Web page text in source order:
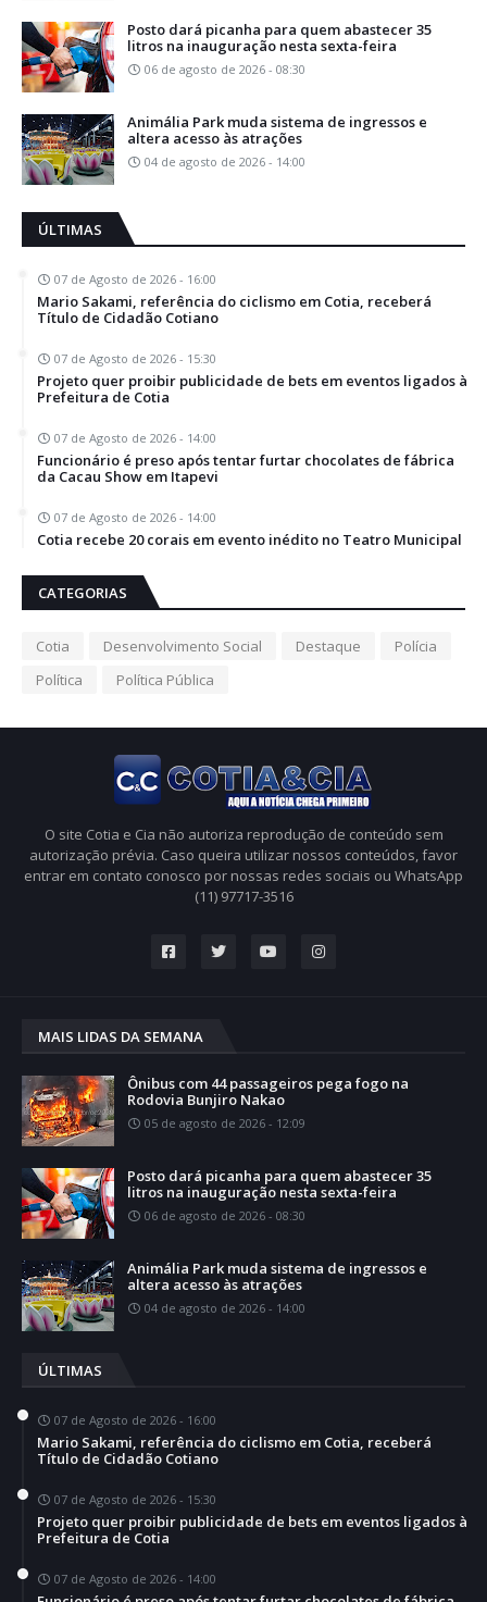
Posto dará picanha para quem abastecer 35
litros na inauguração nesta sexta-feira
06 de agosto de 2026 - 08:30
Animália Park muda sistema de ingressos e
altera acesso às atrações
04 de agosto de 2026 - 14:00
ÚLTIMAS
07 de Agosto de 2026 - 16:00
Mario Sakami, referência do ciclismo em Cotia, receberá
Título de Cidadão Cotiano
07 de Agosto de 2026 - 15:30
Projeto quer proibir publicidade de bets em eventos ligados à
Prefeitura de Cotia
07 de Agosto de 2026 - 14:00
Funcionário é preso após tentar furtar chocolates de fábrica
da Cacau Show em Itapevi
07 de Agosto de 2026 - 14:00
Cotia recebe 20 corais em evento inédito no Teatro Municipal
CATEGORIAS
Cotia Desenvolvimento Social Destaque
Polícia
Política
Política Pública
O site Cotia e Cia não autoriza reprodução de conteúdo sem
autorização prévia. Caso queira utilizar nossos conteúdos, favor
entrar em contato conosco por nossas redes sociais ou WhatsApp
(11) 97717-3516
MAIS LIDAS DA SEMANA
Ônibus com 44 passageiros pega fogo na
Rodovia Bunjiro Nakao
05 de agosto de 2026 - 12:09
Posto dará picanha para quem abastecer 35
litros na inauguração nesta sexta-feira
06 de agosto de 2026 - 08:30
Animália Park muda sistema de ingressos e
altera acesso às atrações
04 de agosto de 2026 - 14:00
ÚLTIMAS
07 de Agosto de 2026 - 16:00
Mario Sakami, referência do ciclismo em Cotia, receberá
Título de Cidadão Cotiano
07 de Agosto de 2026 - 15:30
Projeto quer proibir publicidade de bets em eventos ligados à
Prefeitura de Cotia
07 de Agosto de 2026 - 14:00